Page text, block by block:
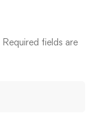
Required fields are